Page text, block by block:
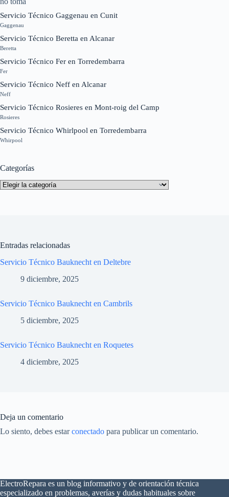
Servicio Técnico Gaggenau en Cunit
Gaggenau
Servicio Técnico Beretta en Alcanar
Beretta
Servicio Técnico Fer en Torredembarra
Fer
Servicio Técnico Neff en Alcanar
Neff
Servicio Técnico Rosieres en Mont-roig del Camp
Rosieres
Servicio Técnico Whirlpool en Torredembarra
Whirpool
Categorías
Categorías
Entradas relacionadas
Servicio Técnico Bauknecht en Deltebre
9 diciembre, 2025
Servicio Técnico Bauknecht en Cambrils
5 diciembre, 2025
Servicio Técnico Bauknecht en Roquetes
4 diciembre, 2025
Deja un comentario
Lo siento, debes estarconectado para publicar un comentario.
ElectroRepara es un blog informativo y de orientación técnica
especializado en problemas, averías y dudas habituales sobre